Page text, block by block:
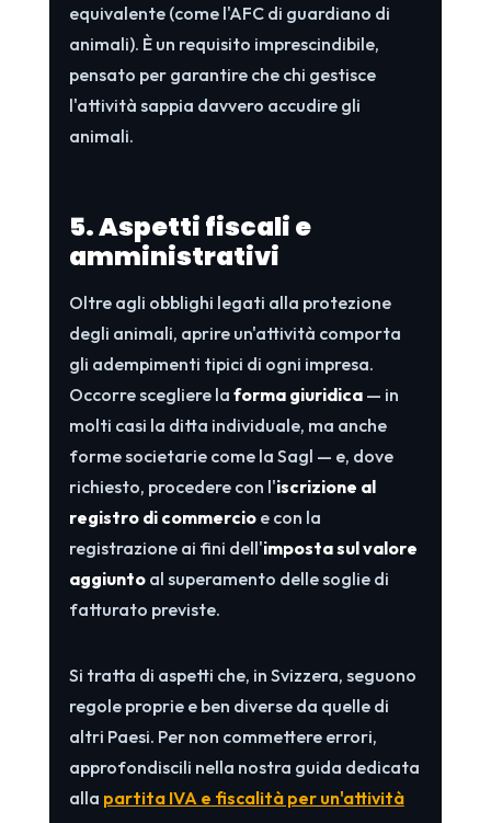
equivalente (come l'AFC di guardiano di
animali). È un requisito imprescindibile,
pensato per garantire che chi gestisce
l'attività sappia davvero accudire gli
animali.
5. Aspetti fiscali e
amministrativi
Oltre agli obblighi legati alla protezione
degli animali, aprire un'attività comporta
gli adempimenti tipici di ogni impresa.
Occorre scegliere la forma giuridica— in
molti casi la ditta individuale, ma anche
forme societarie come la Sagl — e, dove
richiesto, procedere con l'iscrizione al
registro di commercioe con la
registrazione ai fini dell'imposta sul valore
aggiuntoal superamento delle soglie di
fatturato previste.
Si tratta di aspetti che, in Svizzera, seguono
regole proprie e ben diverse da quelle di
altri Paesi. Per non commettere errori,
approfondiscili nella nostra guida dedicata
alla partita IVA e fiscalità per un'attività